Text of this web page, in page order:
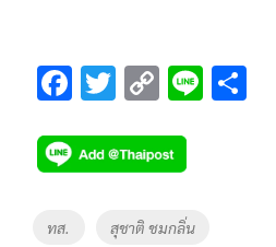
F
e
b
T
tt
er
C
p
y
Li
Li
Tags
ทส. สุชาติ ชมกลิ่น